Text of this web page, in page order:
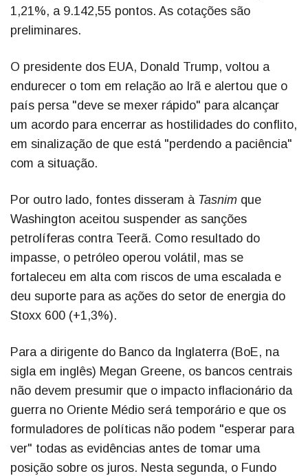
1,21%, a 9.142,55 pontos. As cotações são
preliminares.
O presidente dos EUA, Donald Trump, voltou a
endurecer o tom em relação ao Irã e alertou que o
país persa "deve se mexer rápido" para alcançar
um acordo para encerrar as hostilidades do conflito,
em sinalização de que está "perdendo a paciência"
com a situação.
Por outro lado, fontes disseram à Tasnim que
Washington aceitou suspender as sanções
petrolíferas contra Teerã. Como resultado do
impasse, o petróleo operou volátil, mas se
fortaleceu em alta com riscos de uma escalada e
deu suporte para as ações do setor de energia do
Stoxx 600 (+1,3%).
Para a dirigente do Banco da Inglaterra (BoE, na
sigla em inglês) Megan Greene, os bancos centrais
não devem presumir que o impacto inflacionário da
guerra no Oriente Médio será temporário e que os
formuladores de políticas não podem "esperar para
ver" todas as evidências antes de tomar uma
posição sobre os juros. Nesta segunda, o Fundo